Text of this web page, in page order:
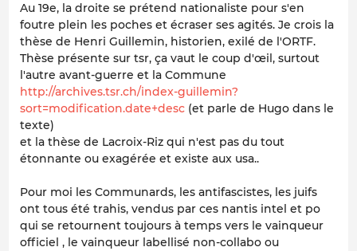
Au 19e, la droite se prétend nationaliste pour s'en
foutre plein les poches et écraser ses agités. Je crois la
thèse de Henri Guillemin, historien, exilé de l'ORTF.
Thèse présente sur tsr, ça vaut le coup d'œil, surtout
l'autre avant-guerre et la Commune
http://archives.tsr.ch/index-guillemin?
sort=modification.date+desc (et parle de Hugo dans le
texte)
et la thèse de Lacroix-Riz qui n'est pas du tout
étonnante ou exagérée et existe aux usa..
Pour moi les Communards, les antifascistes, les juifs
ont tous été trahis, vendus par ces nantis intel et po
qui se retournent toujours à temps vers le vainqueur
officiel , le vainqueur labellisé non-collabo ou